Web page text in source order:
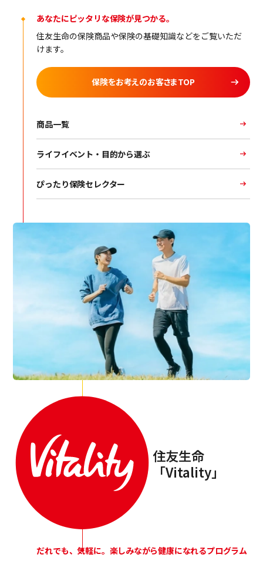
あなたにピッタリな保険が見つかる。
住友生命の保険商品や保険の基礎知識などをご覧いただ
けます。
保険をお考えのお客さまTOP
商品一覧
ライフイベント・目的から選ぶ
ぴったり保険セレクター
住友生命
「Vitality」
だれでも、気軽に。楽しみながら健康になれるプログラム